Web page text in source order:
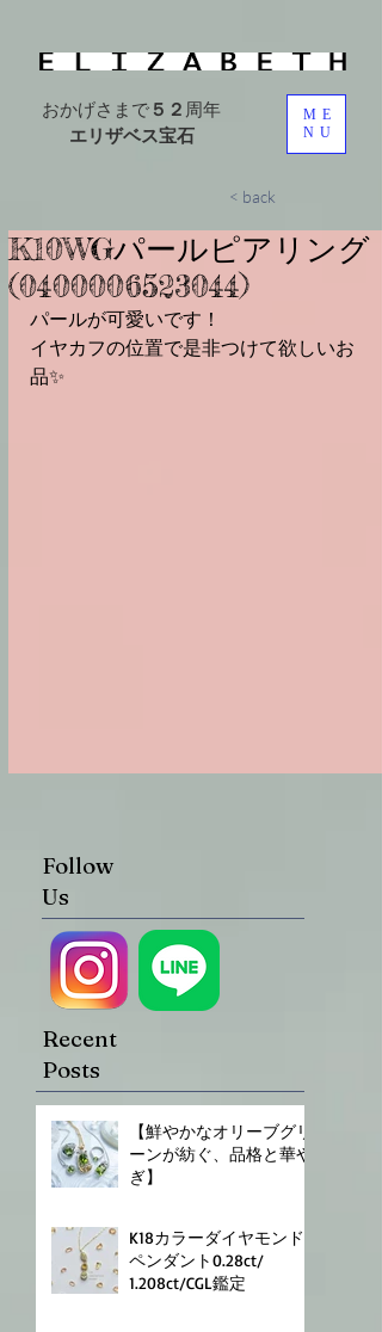
おかげさまで５２周年
エリザベス宝石
ME
NU
< back
K10WG⁡⁡パールピアリング
⁡⁡(0400006523044)⁡
パールが可愛いです！⁡
⁡イヤカフの位置で是非つけて欲しいお
品✨
Follow
Us
Recent
Posts
⁡【鮮やかなオリーブグリ
ーンが紡ぐ、品格と華や
ぎ】
K18⁡⁡カラーダイヤモンド
ペンダント⁡⁡0.28⁡ct/
⁡1.208ct⁡⁡/CGL鑑定⁡